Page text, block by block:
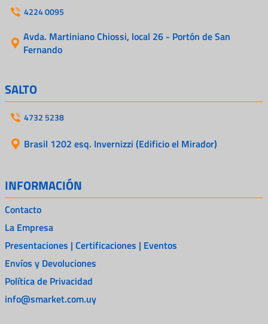
4224 0095
Avda. Martiniano Chiossi, local 26 - Portón de San
Fernando
SALTO
4732 5238
Brasil 1202 esq. Invernizzi (Edificio el Mirador)
INFORMACIÓN
Contacto
La Empresa
Presentaciones | Certificaciones | Eventos
Envíos y Devoluciones
Política de Privacidad
info@smarket.com.uy